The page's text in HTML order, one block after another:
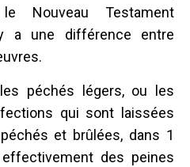
Nouveau Testament
a une différence entre
péchés légers, ou les
qui sont laissées
et brûlées, dans 1
des peines